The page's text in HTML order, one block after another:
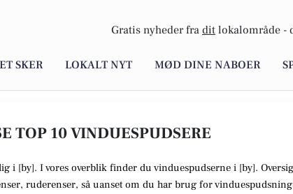
Gratis nyheder fra dit lokalområde -
SKER LOKALT NYT MØD DINE NABOER
TOP 10 VINDUESPUDSERE
i [by]. I vores overblik finder du vinduespudserne i [by].
ruderenser, så uanset om du har brug for